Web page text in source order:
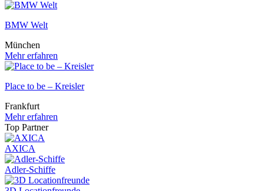
BMW Welt
München
Mehr erfahren
Place to be – Kreisler
Frankfurt
Mehr erfahren
Top Partner
AXICA
Adler-Schiffe